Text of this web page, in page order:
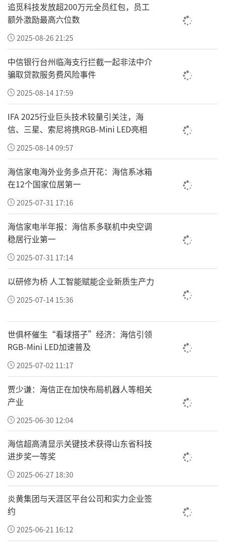
追觅科技发放超200万元全员红包，员工
额外激励最高六位数
2025-08-26 21:25
中信银行台州临海支行拦截一起非法中介
骗取贷款服务费风险事件
2025-08-14 17:59
IFA 2025行业巨头技术较量引关注，海
信、三星、索尼将携RGB-Mini LED亮相
2025-08-14 09:57
海信家电海外业务多点开花：海信系冰箱
在12个国家位居第一
2025-07-31 17:16
海信家电半年报：海信系多联机中央空调
稳居行业第一
2025-07-31 17:14
以研修为桥 人工智能赋能企业新质生产力
2025-07-14 15:36
世俱杯催生“看球搭子”经济：海信引领
RGB-Mini LED加速普及
2025-07-02 11:17
贾少谦：海信正在加快布局机器人等相关
产业
2025-06-30 12:04
海信超高清显示关键技术获得山东省科技
进步奖一等奖
2025-06-27 18:30
炎黄集团与天涯区平台公司和实力企业签
约
2025-06-21 16:12